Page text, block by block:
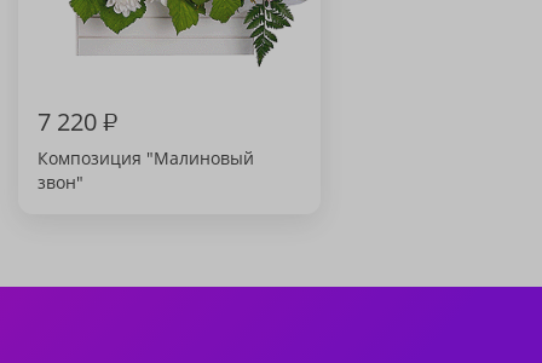
7 220₽
Композиция "Малиновый
звон"